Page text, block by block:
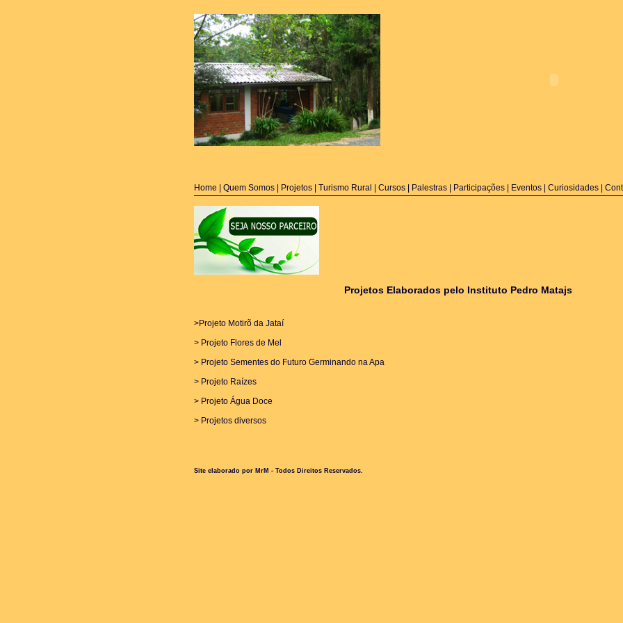
Home | Quem Somos Projetos Turismo Rural | Cursos Palestras | Participações Eventos Curiosidades
Projetos Elaborados pelo Instituto Pedro Matajs
>Projeto Motirõ da Jataí
> Projeto Flores de Mel
> Projeto Sementes do Futuro Germinando na Apa
> Projeto Raízes
> Projeto Água Doce
> Projetos diversos
Site elaborado por MrM - Todos Direitos Reservados.